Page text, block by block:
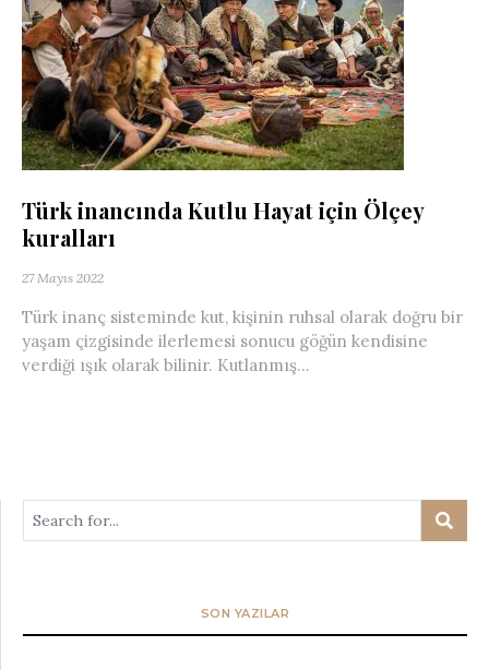
Türk inancında Kutlu Hayat için Ölçey
kuralları
27 Mayıs 2022
Türk inanç sisteminde kut, kişinin ruhsal olarak doğru bir
yaşam çizgisinde ilerlemesi sonucu göğün kendisine
verdiği ışık olarak bilinir. Kutlanmış...
SON YAZILAR